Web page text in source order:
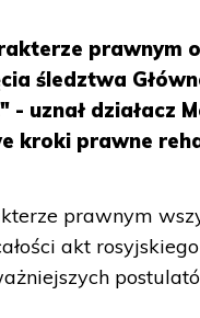
prawnym
śledztwa
- uznał działacz
kroki prawne
prawnym
akt